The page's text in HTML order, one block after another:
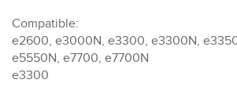
Compatible:
e2600, e3000N, e3300, e3300N,
e5550N, e7700, e7700N
e3300